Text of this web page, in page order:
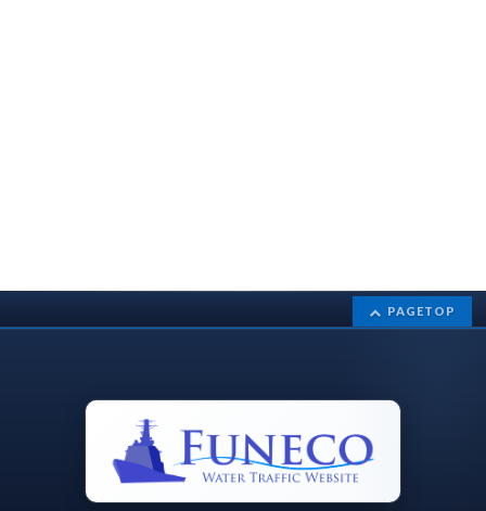
PAGETOP